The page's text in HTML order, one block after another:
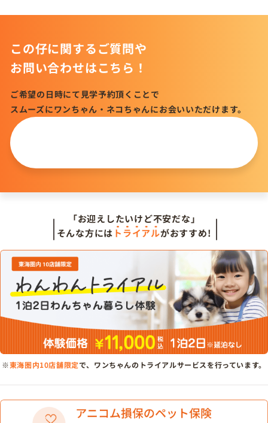
この仔に関するご質問や
お問い合わせはこちら！
ご希望の日時にて見学予約頂くことで
スムーズにワンちゃん・ネコちゃんにお会いいただけます。
「お迎えしたいけど不安だな」
そんな方には トライアルがおすすめ!
※東海圏内10店舗限定で、ワンちゃんのトライアルサービスを行っています。